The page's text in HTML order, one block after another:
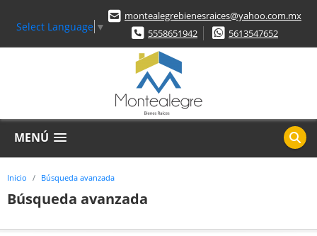
Select Language ▼
montealegrebienesraices@yahoo.com.mx
5558651942
5613547652
MENÚ
Inicio Búsqueda avanzada
Búsqueda avanzada